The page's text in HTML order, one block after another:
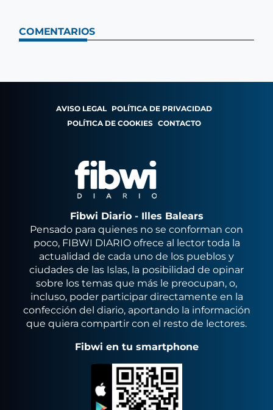
COMENTARIOS
AVISO LEGAL POLÍTICA DE PRIVACIDAD
POLÍTICA DE COOKIES CONTACTO
Fibwi Diario - Illes Balears
Pensado para quienes no se conforman con
poco, FIBWI DIARIO ofrece al lector toda la
actualidad de cada uno de los pueblos y
ciudades de las Islas, la posibilidad de opinar
sobre los temas que más le preocupan, o,
incluso, poder participar directamente en la
confección del diario, aportando la información
que quiera compartir con el resto de lectores.
Fibwi en tu smartphone